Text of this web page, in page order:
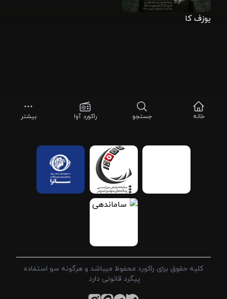
یوزف کا
خانه جستجو راکورد آوا بیشتر
کلیه حقوق برای راکورد محفوظ میباشد و هرگونه سو استفاده
پیگرد قانونی دارد.